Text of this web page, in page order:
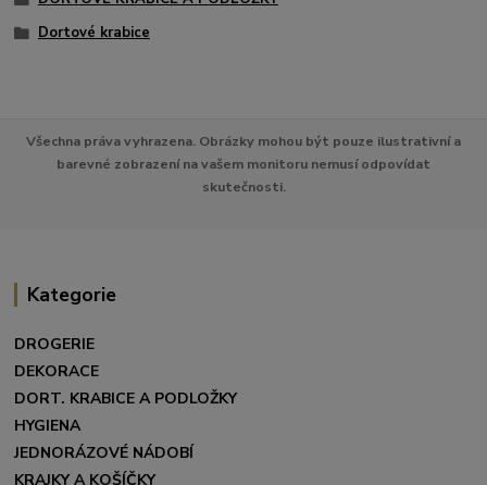
Dortové krabice
Všechna práva vyhrazena. Obrázky mohou být pouze ilustrativní a
barevné zobrazení na vašem monitoru nemusí odpovídat
skutečnosti.
Kategorie
DROGERIE
DEKORACE
DORT. KRABICE A PODLOŽKY
HYGIENA
JEDNORÁZOVÉ NÁDOBÍ
KRAJKY A KOŠÍČKY